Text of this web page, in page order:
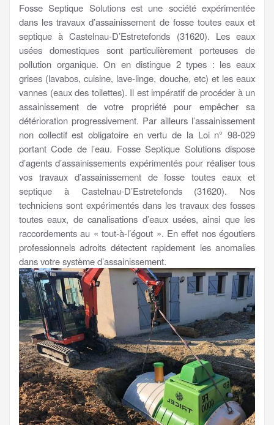
Fosse Septique Solutions est une société expérimentée
dans les travaux d’assainissement de fosse toutes eaux et
septique à Castelnau-D’Estretefonds (31620). Les eaux
usées domestiques sont particulièrement porteuses de
pollution organique. On en distingue 2 types : les eaux
grises (lavabos, cuisine, lave-linge, douche, etc) et les eaux
vannes (eaux des toilettes). Il est impératif de procéder à un
assainissement de votre propriété pour empêcher sa
détérioration progressivement. Par ailleurs l’assainissement
non collectif est obligatoire en vertu de la Loi n° 98-029
portant Code de l’eau. Fosse Septique Solutions dispose
d’agents d’assainissements expérimentés pour réaliser tous
vos travaux d’assainissement de fosse toutes eaux et
septique à Castelnau-D’Estretefonds (31620). Nos
techniciens sont expérimentés dans les travaux des fosses
toutes eaux, de canalisations d’eaux usées, ainsi que les
raccordements au « tout-à-l’égout ». En effet nos égoutiers
professionnels adroits détectent rapidement les anomalies
dans votre système d’assainissement.